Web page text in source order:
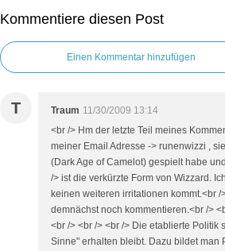
Kommentiere diesen Post
Einen Kommentar hinzufügen
T Traum 11/30/2009 13:14
<br /> Hm der letzte Teil meines
meiner Email Adresse -> runenwizzi ,
(Dark Age of Camelot) gespielt habe
/> ist die verkürzte Form von Wizzard.
keinen weiteren irritationen kommt.<br
demnächst noch kommentieren.<br />
<br /> <br /> <br /> Die etablierte Politik
Sinne" erhalten bleibt. Dazu bildet man